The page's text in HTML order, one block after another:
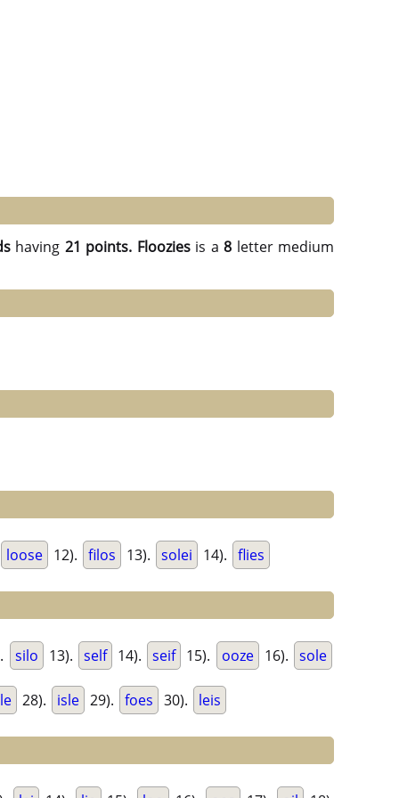
having 21 points. Flooziesis a8 letter medium
loose 12). filos 13). solei 14). flies
silo 13). self 14). seif 15). ooze 16). sole
28). isle 29). foes 30). leis